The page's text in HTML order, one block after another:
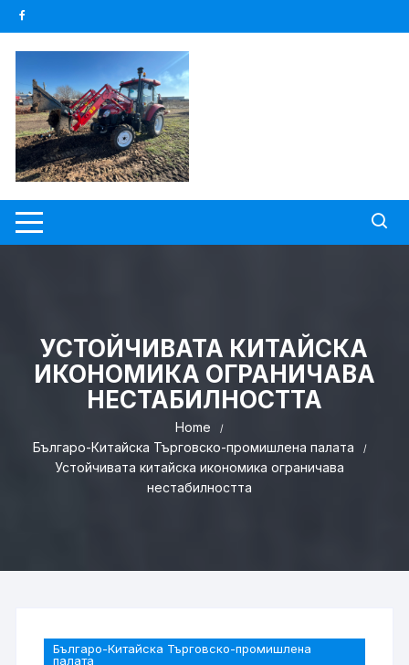
Skip
to
content
УСТОЙЧИВАТА КИТАЙСКА
ИКОНОМИКА ОГРАНИЧАВА
НЕСТАБИЛНОСТТА
Home
Българо-Китайска Търговско-промишлена палaта
Устойчивата китайска икономика ограничава
нестабилността
Българо-Китайска Търговско-промишлена
палaта